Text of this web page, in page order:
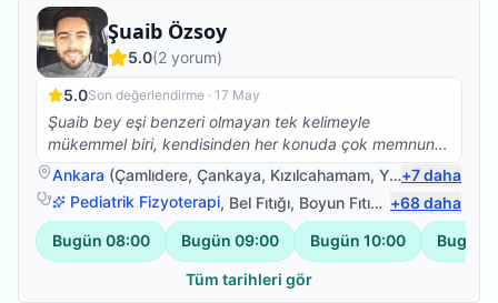
Şuaib Özsoy
Fizyoterapist
5.0(2 yorum)
5.0Son değerlendirme · 17 May
Şuaib bey eşi benzeri olmayan tek kelimeyle
mükemmel biri, kendisinden her konuda çok memnun
kaldık bizi hem çok iyi bilgilendirdi her konuda, hem
maske ve hijyen kurallarına çok dikkat etti, her şey için
teşekkür ederiz.
Ankara (Çamlıdere, Çankaya, Kızılcahamam, Yenimahalle +7daha
Pediatrik Fizyoterapi, Bel Fıtığı, Boyun Fıtığı ,Omuz Bağ
+68daha
Bugün 08:00 Bugün 09:00 Bugün 10:00 Bugün
Tüm tarihleri gör